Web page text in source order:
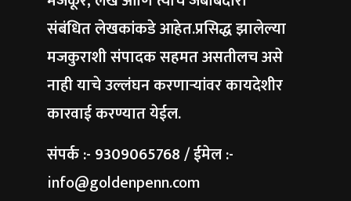
संबंधित लेखकांकडे आहेत.प्रसिद्ध झालेल्या
मजकुराशी संपादक सहमत असतीलच असे
नाही याचे उल्लंघन करणाऱ्यांवर कायदेशीर
कारवाई करण्यात येईल.
संपर्क :- 9309065768 / ईमेल :-
info@goldenpenn.com